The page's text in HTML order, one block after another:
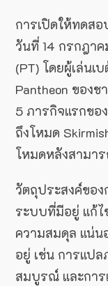
การเปิดให้ทดสอ
วันที่ 14 กรกฎาค
(PT) โดยผู้เล่นเ
Pantheon ของ
5 ภารกิจแรกขอ
ถึงโหมด
โหมดหลังสามา
วัตถุประสงค์ขอ
ระบบที่มีอยู่ แก้ไ
ความสมดุล แน่
อยู่ เช่น การแป
สมบูรณ์ และการ